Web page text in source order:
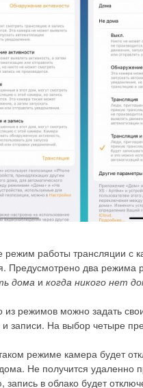
режим работы трансляции с
Предусмотрено два режима
дома икогда никого нет
из режимов можно задать
и записи. На выбор четыре
режиме камера будет
Не получится удаленно
запись в облако будет